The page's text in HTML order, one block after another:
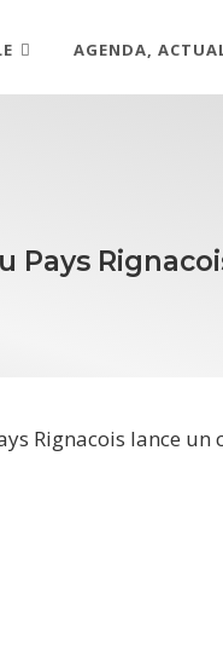
AGENDA,
Pays
Rignacois lance